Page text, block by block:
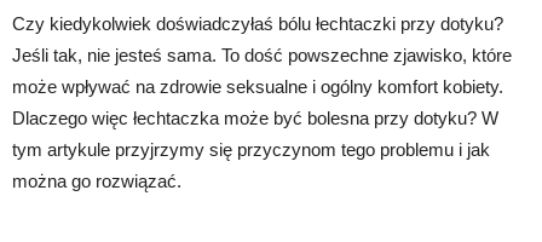
Czy kiedykolwiek doświadczyłaś bólu łechtaczki przy dotyku?
Jeśli tak, nie jesteś sama. To dość powszechne zjawisko, które
może wpływać na zdrowie seksualne i ogólny komfort kobiety.
Dlaczego więc łechtaczka może być bolesna przy dotyku? W
tym artykule przyjrzymy się przyczynom tego problemu i jak
można go rozwiązać.